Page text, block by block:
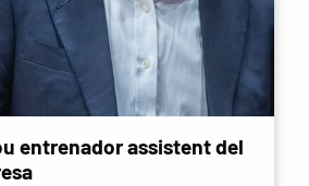
entrenador assistent del